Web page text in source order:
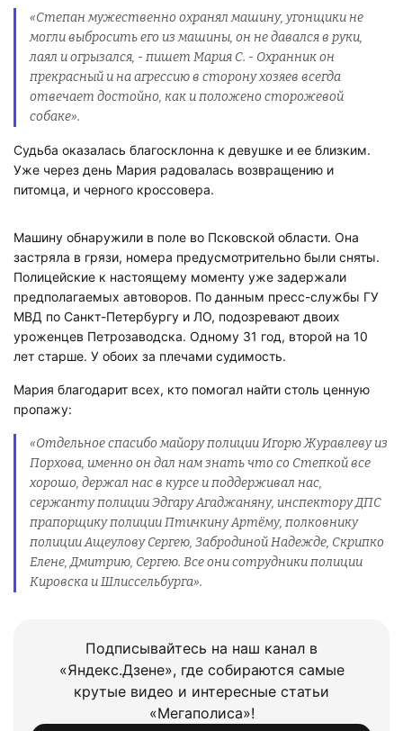
«Степан мужественно охранял машину, угонщики не
могли выбросить его из машины, он не давался в руки,
лаял и огрызался, - пишет Мария С. - Охранник он
прекрасный и на агрессию в сторону хозяев всегда
отвечает достойно, как и положено сторожевой
собаке».
Судьба оказалась благосклонна к девушке и ее близким.
Уже через день Мария радовалась возвращению и
питомца, и черного кроссовера.
Машину обнаружили в поле во Псковской области. Она
застряла в грязи, номера предусмотрительно были сняты.
Полицейские к настоящему моменту уже задержали
предполагаемых автоворов. По данным пресс-службы ГУ
МВД по Санкт-Петербургу и ЛО, подозревают двоих
уроженцев Петрозаводска. Одному 31 год, второй на 10
лет старше. У обоих за плечами судимость.
Мария благодарит всех, кто помогал найти столь ценную
пропажу:
«Отдельное спасибо майору полиции Игорю Журавлеву из
Порхова, именно он дал нам знать что со Степкой все
хорошо, держал нас в курсе и поддерживал нас,
сержанту полиции Эдгару Агаджаняну, инспектору ДПС
прапорщику полиции Птичкину Артёму, полковнику
полиции Ащеулову Сергею, Забродиной Надежде, Скрипко
Елене, Дмитрию, Сергею.Все они сотрудники полиции
Кировска и Шлиссельбурга».
Подписывайтесь на наш канал в
«Яндекс.Дзене», где собираются самые
крутые видео и интересные статьи
«Мегаполиса»!